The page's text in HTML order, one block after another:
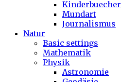
Kinderbuecher
Mundart
Journalismus
Natur
Basic settings
Mathematik
Physik
Astronomie